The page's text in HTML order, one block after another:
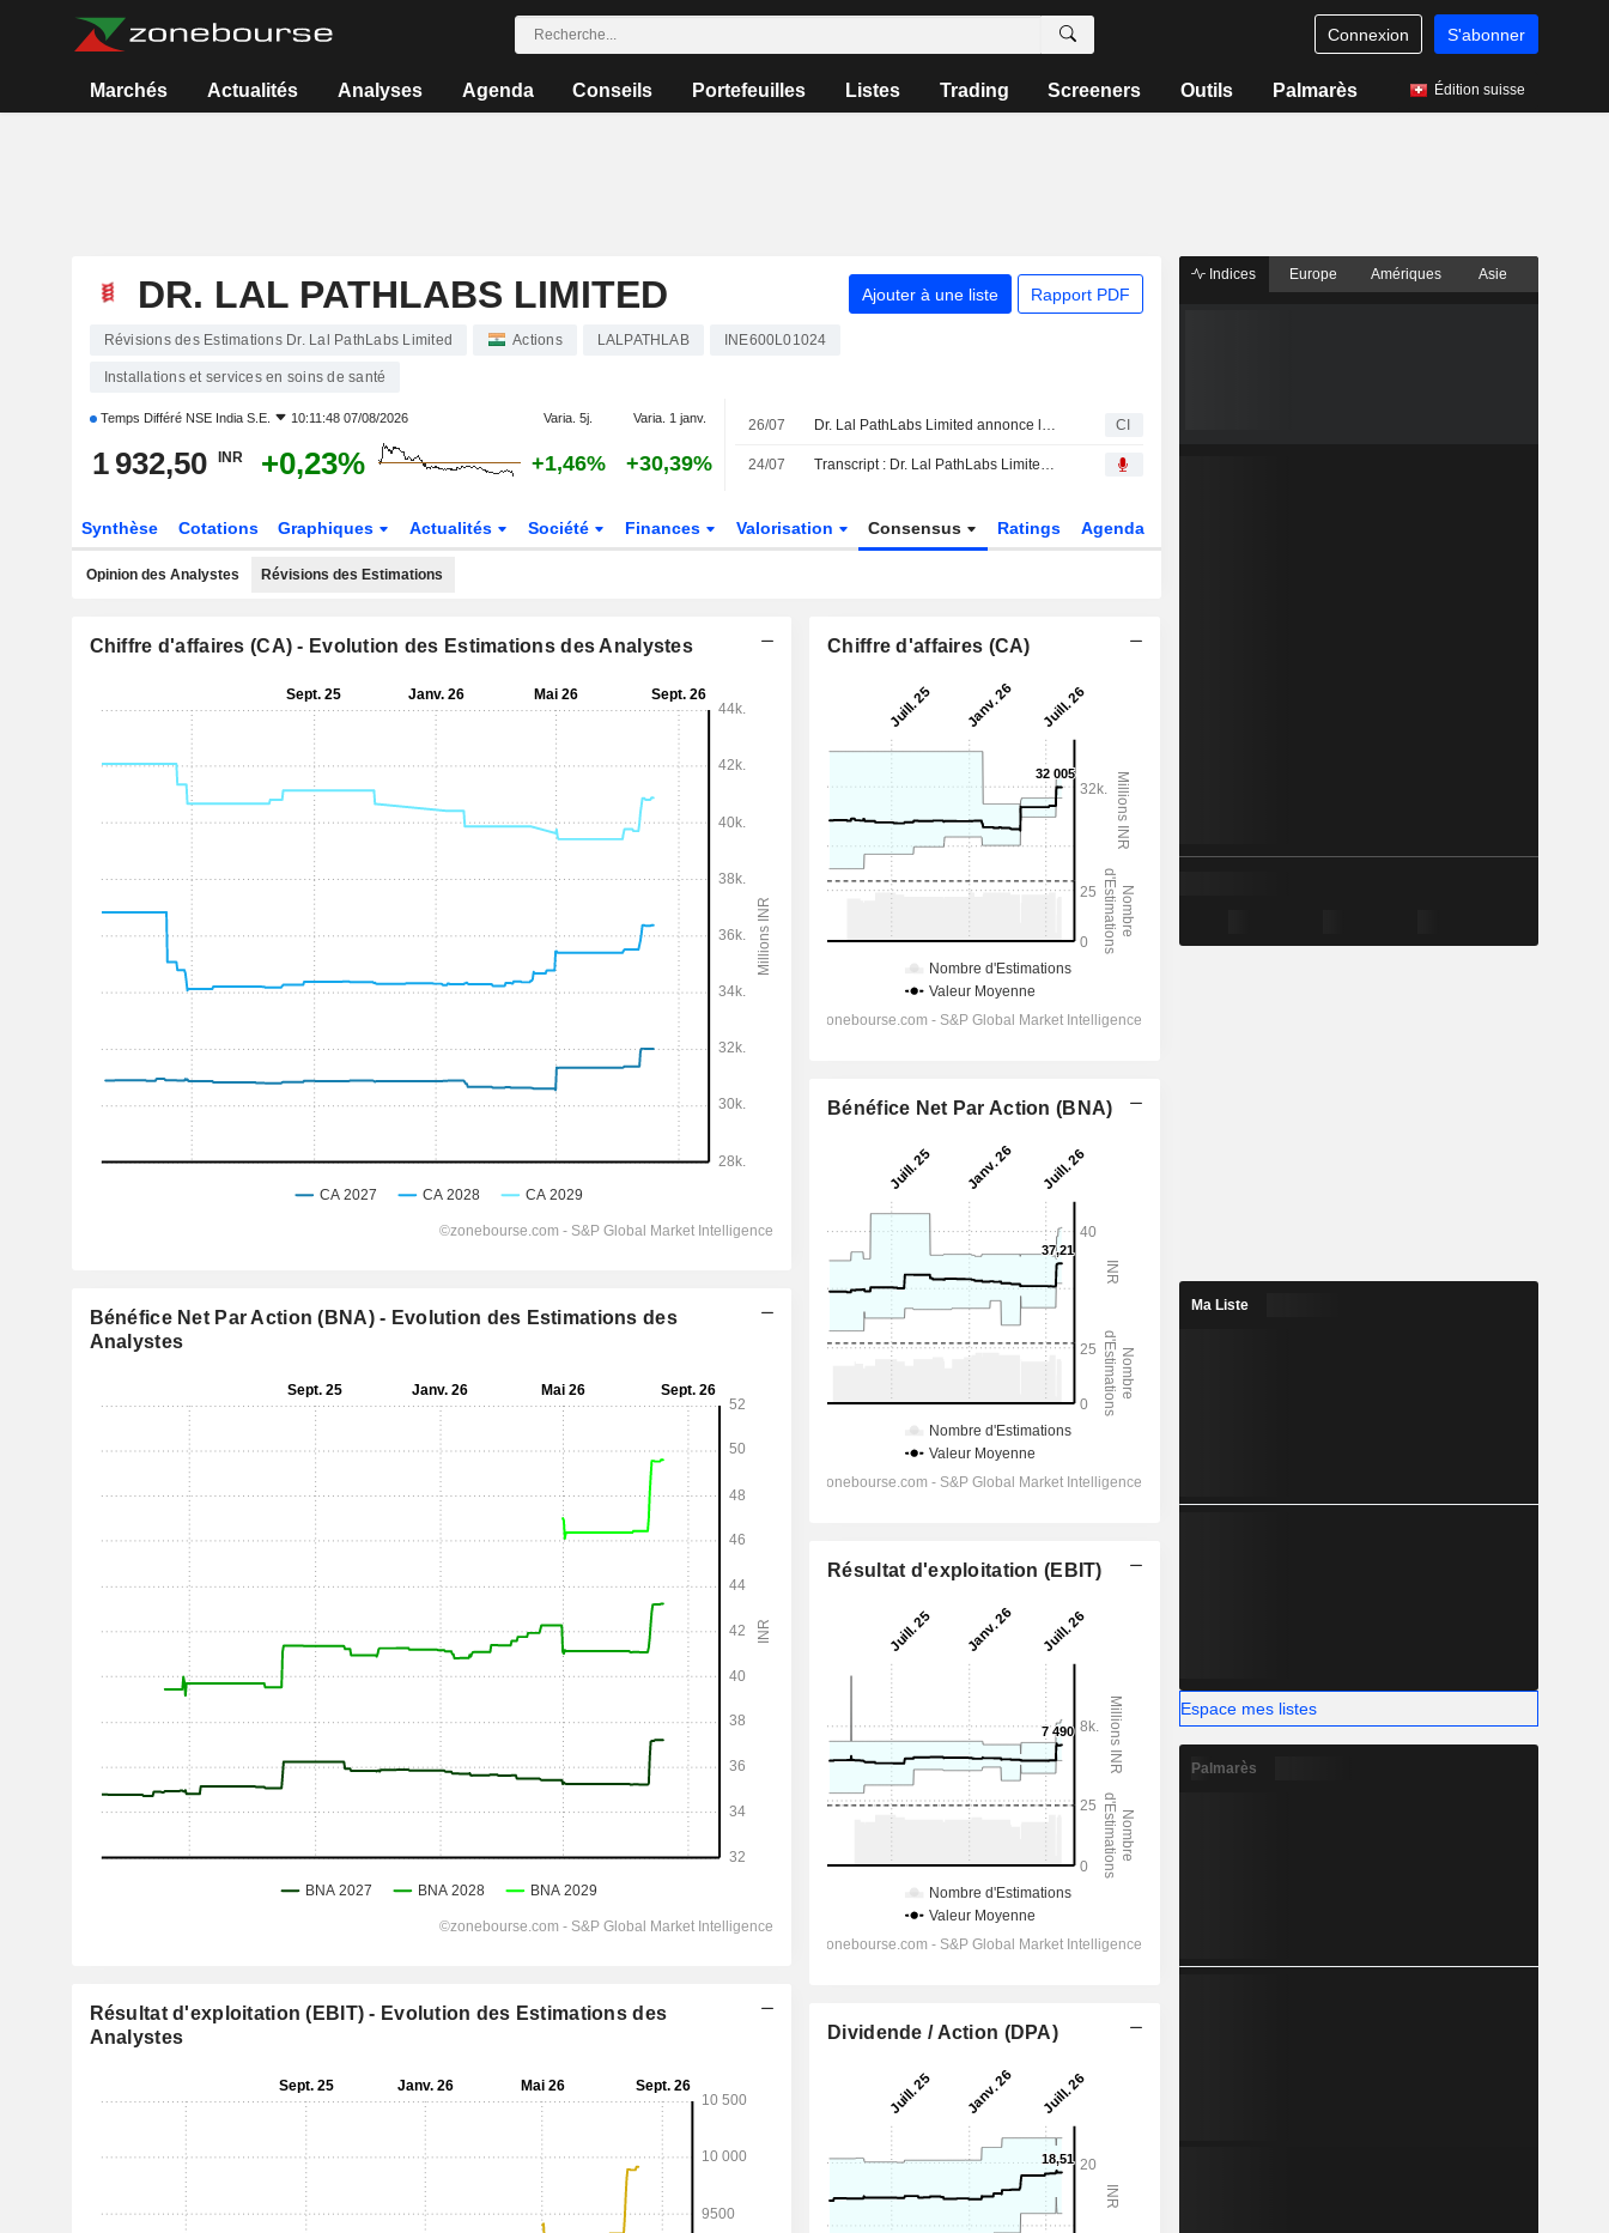
Connexion S'abonner
Marchés Actualités Analyses Agenda Conseils Portefeuilles Listes Trading Screeners Outils Palmarès Édition suisse
DR. LAL PATHLABS LIMITED Ajouter à une liste Rapport PDF
Révisions des Estimations Dr. Lal PathLabs Limited Actions LALPATHLAB INE600L01024
Installations et services en soins de santé
Temps Différé NSE India S.E. 10:11:48 07/08/2026 Varia. 5j. Varia. 1 janv.
1 932,50 INR +0,23% +1,46% +30,39%
26/07 Dr. Lal PathLabs Limited annonce le départ de Gurinder Singh Kalra de son poste de administrateur indépendant, effectif au 26 juillet 2026 CI
24/07 Transcript : Dr. Lal PathLabs Limited, Q1 2027 Earnings Call, Jul 24, 2026
Synthèse Cotations Graphiques Actualités Société Finances Valorisation Consensus Ratings Agenda
Opinion des Analystes Révisions des Estimations
Chiffre d'affaires (CA) - Evolution des Estimations des Analystes
Bénéfice Net Par Action (BNA) - Evolution des Estimations des
Analystes
Résultat d'exploitation (EBIT) - Evolution des Estimations des
Analystes
Chiffre d'affaires (CA)
Bénéfice Net Par Action (BNA)
Résultat d'exploitation (EBIT)
Dividende / Action (DPA)
Indices Europe Amériques Asie
Ma Liste
Espace mes listes
Palmarès